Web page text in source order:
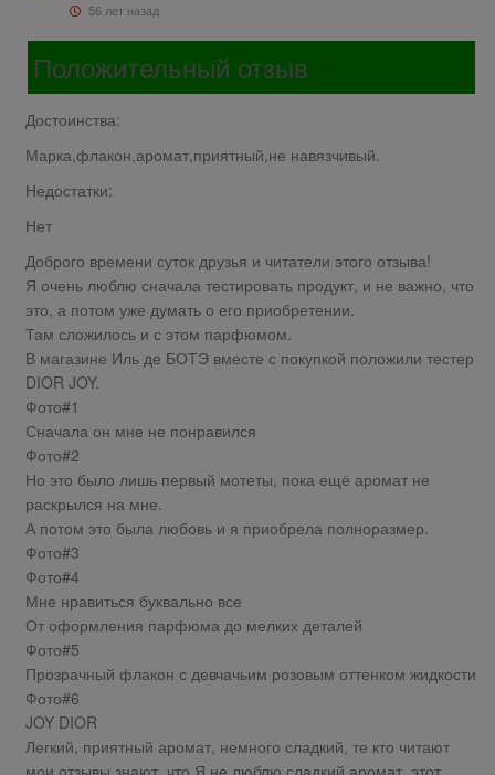
56 лет назад
Положительный отзыв
Достоинства:
Марка,флакон,аромат,приятный,не навязчивый.
Недостатки:
Нет
Доброго времени суток друзья и читатели этого отзыва!
Я очень люблю сначала тестировать продукт, и не важно, что
это, а потом уже думать о его приобретении.
Там сложилось и с этом парфюмом.
В магазине Иль де БОТЭ вместе с покупкой положили тестер
DIOR JOY.
Фото#1
Сначала он мне не понравился
Фото#2
Но это было лишь первый мотеты, пока ещё аромат не
раскрылся на мне.
А потом это была любовь и я приобрела полноразмер.
Фото#3
Фото#4
Мне нравиться буквально все
От оформления парфюма до мелких деталей
Фото#5
Прозрачный флакон с девчачьим розовым оттенком жидкости
Фото#6
JOY DIOR
Легкий, приятный аромат, немного сладкий, те кто читают